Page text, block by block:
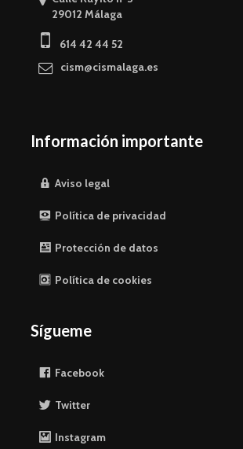
29012 Málaga
614 42 44 52
cism@cismalaga.es
Información importante
Aviso legal
Política de privacidad
Protección de datos
Política de cookies
Sígueme
Facebook
Twitter
Instagram